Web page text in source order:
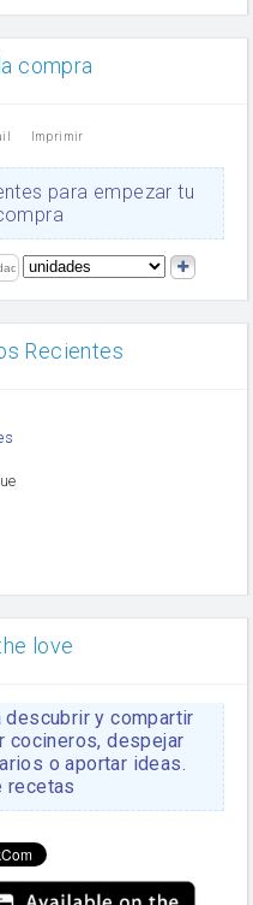
compra
Imprimir
para empezar tu
Recientes
love
descubrir y compartir
cocineros, despejar
o aportar ideas.
recetas